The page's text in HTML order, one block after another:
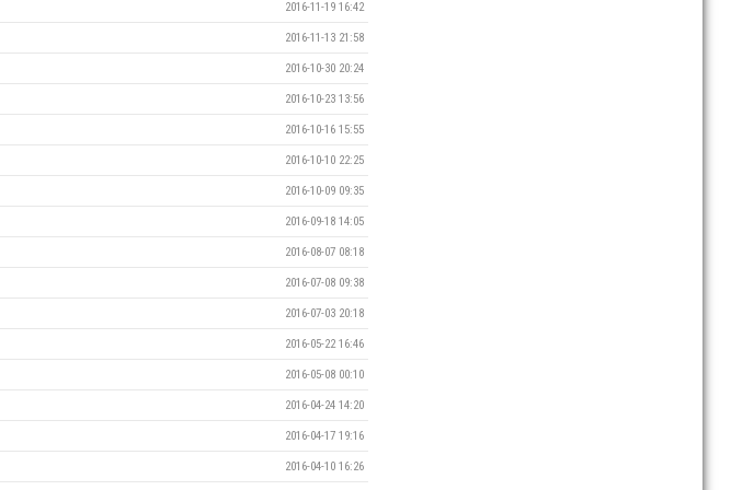
2016-11-19 16:42
2016-11-13 21:58
2016-10-30 20:24
2016-10-23 13:56
2016-10-16 15:55
2016-10-10 22:25
2016-10-09 09:35
2016-09-18 14:05
2016-08-07 08:18
2016-07-08 09:38
2016-07-03 20:18
2016-05-22 16:46
2016-05-08 00:10
2016-04-24 14:20
2016-04-17 19:16
2016-04-10 16:26